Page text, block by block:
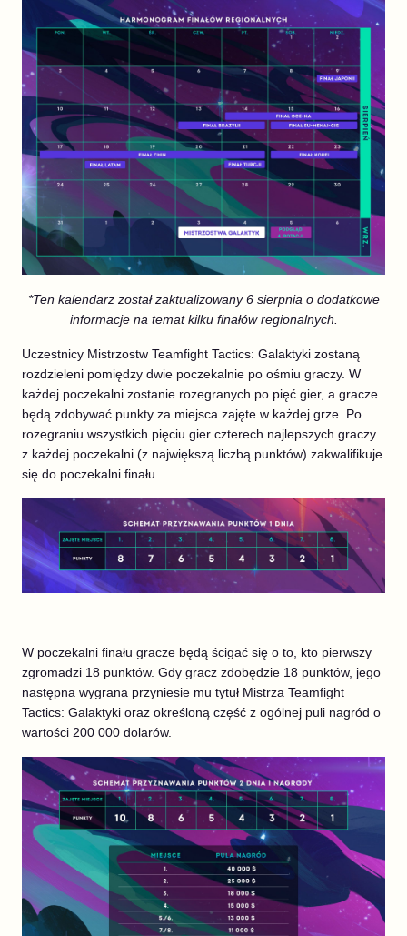
*Ten kalendarz został zaktualizowany 6 sierpnia o dodatkowe
informacje na temat kilku finałów regionalnych.
Uczestnicy Mistrzostw Teamfight Tactics: Galaktyki zostaną
rozdzieleni pomiędzy dwie poczekalnie po ośmiu graczy. W
każdej poczekalni zostanie rozegranych po pięć gier, a gracze
będą zdobywać punkty za miejsca zajęte w każdej grze. Po
rozegraniu wszystkich pięciu gier czterech najlepszych graczy
z każdej poczekalni (z największą liczbą punktów) zakwalifikuje
się do poczekalni finału.
W poczekalni finału gracze będą ścigać się o to, kto pierwszy
zgromadzi 18 punktów. Gdy gracz zdobędzie 18 punktów, jego
następna wygrana przyniesie mu tytuł Mistrza Teamfight
Tactics: Galaktyki oraz określoną część z ogólnej puli nagród o
wartości 200 000 dolarów.